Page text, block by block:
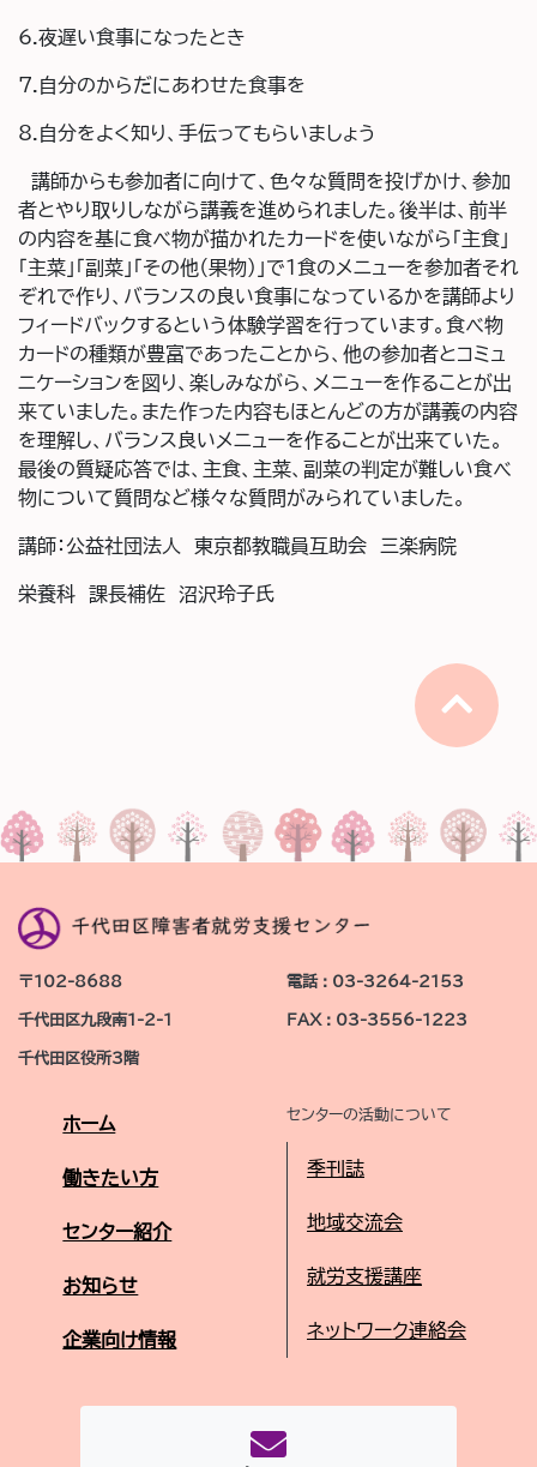
6.夜遅い食事になったとき
7.自分のからだにあわせた食事を
8.自分をよく知り、手伝ってもらいましょう
講師からも参加者に向けて、色々な質問を投げかけ、参加
者とやり取りしながら講義を進められました。後半は、前半
の内容を基に食べ物が描かれたカードを使いながら「主食」
「主菜」「副菜」「その他（果物）」で1食のメニューを参加者それ
ぞれで作り、バランスの良い食事になっているかを講師より
フィードバックするという体験学習を行っています。食べ物
カードの種類が豊富であったことから、他の参加者とコミュ
ニケーションを図り、楽しみながら、メニューを作ることが出
来ていました。また作った内容もほとんどの方が講義の内容
を理解し、バランス良いメニューを作ることが出来ていた。
最後の質疑応答では、主食、主菜、副菜の判定が難しい食べ
物について質問など様々な質問がみられていました。
講師：公益社団法人 東京都教職員互助会 三楽病院
栄養科 課長補佐 沼沢玲子氏
〒102-8688
千代田区九段南1-2-1
千代田区役所3階
電話 : 03-3264-2153
FAX : 03-3556-1223
ホーム
働きたい方
センター紹介
お知らせ
企業向け情報
センターの活動について
季刊誌
地域交流会
就労支援講座
ネットワーク連絡会